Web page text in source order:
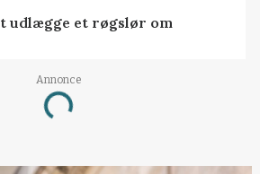
udlægge et røgslør om
Annonce
Loading...